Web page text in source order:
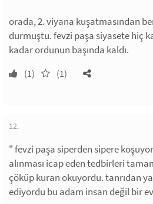
orada, 2. viyana kuşatmasından
durmuştu. fevzi paşa siyasete hiç
kadar ordunun başında kaldı.
(1) (1)
12.
" fevzi paşa siperden sipere
alınması icap eden tedbirleri
çöküp kuran okuyordu. tanrıdan
ediyordu bu adam insan değil bir